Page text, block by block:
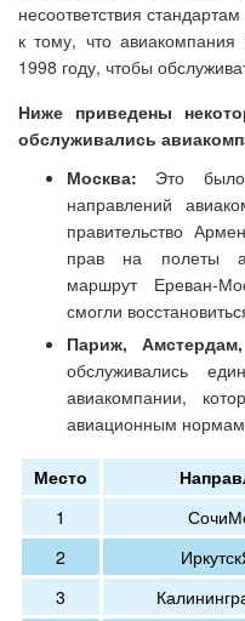
несоответствия
к тому, что
1998 году, чтобы
Ниже приведены
обслуживались
Москва: Это
направлений
правительство
прав на полеты
маршрут Ереван-
смогли
Париж,
обслуживались
авиакомпании,
авиационным
Место
1
Сочи
2
Иркутск
3